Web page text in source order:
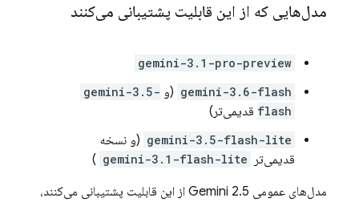
مدل‌هایی که از این قابلیت پشتیبانی می‌کنند
gemini-3.1-pro-preview
gemini-3.6-flash (و gemini-3.5-
flash قدیمی‌تر)
gemini-3.5-flash-lite (و نسخه
قدیمی‌تر
gemini-3.1-flash-lite
)
مدل‌های عمومی Gemini 2.5 از این قابلیت پشتیبانی می‌کنند،